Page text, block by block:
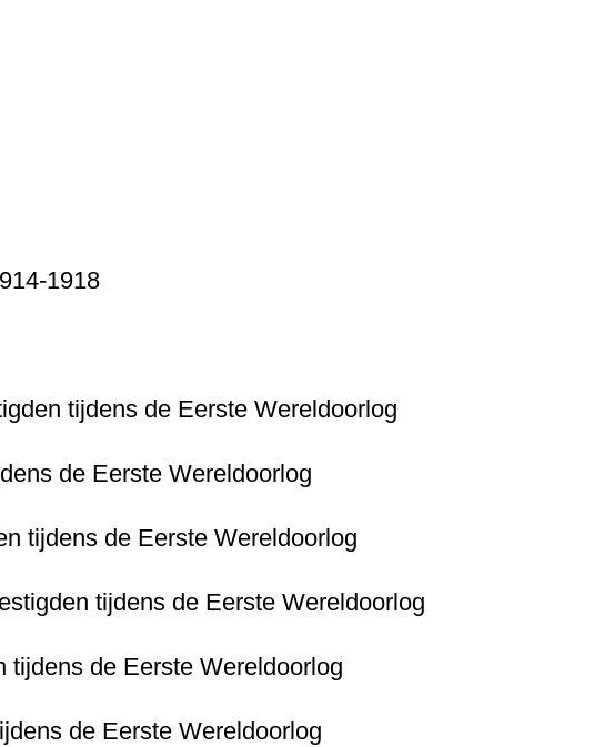
1918
tijdens de Eerste Wereldoorlog
de Eerste Wereldoorlog
tijdens de Eerste Wereldoorlog
tijdens de Eerste Wereldoorlog
de Eerste Wereldoorlog
de Eerste Wereldoorlog